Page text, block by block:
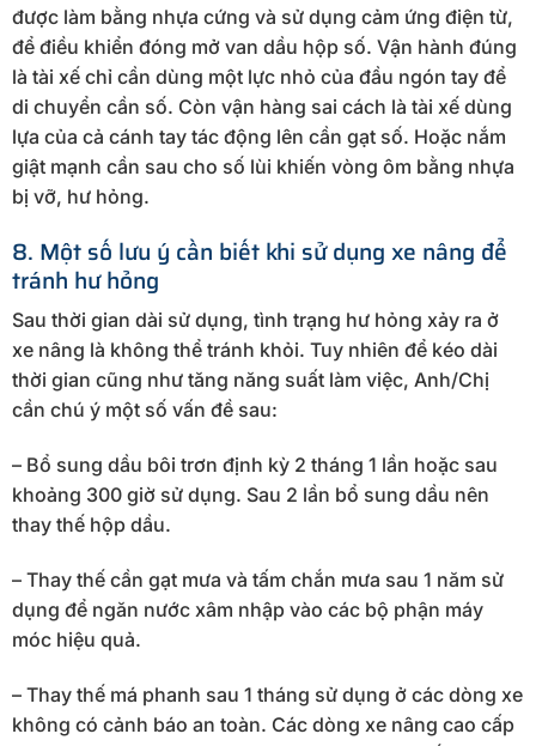
được làm bằng nhựa cứng và sử dụng cảm ứng điện từ,
để điều khiển đóng mở van dầu hộp số. Vận hành đúng
là tài xế chỉ cần dùng một lực nhỏ của đầu ngón tay để
di chuyển cần số. Còn vận hàng sai cách là tài xế dùng
lựa của cả cánh tay tác động lên cần gạt số. Hoặc nắm
giật mạnh cần sau cho số lùi khiến vòng ôm bằng nhựa
bị vỡ, hư hỏng.
8. Một số lưu ý cần biết khi sử dụng xe nâng để
tránh hư hỏng
Sau thời gian dài sử dụng, tình trạng hư hỏng xảy ra ở
xe nâng là không thể tránh khỏi. Tuy nhiên để kéo dài
thời gian cũng như tăng năng suất làm việc, Anh/Chị
cần chú ý một số vấn đề sau:
– Bổ sung dầu bôi trơn định kỳ 2 tháng 1 lần hoặc sau
khoảng 300 giờ sử dụng. Sau 2 lần bổ sung dầu nên
thay thế hộp dầu.
– Thay thế cần gạt mưa và tấm chắn mưa sau 1 năm sử
dụng để ngăn nước xâm nhập vào các bộ phận máy
móc hiệu quả.
– Thay thế má phanh sau 1 tháng sử dụng ở các dòng xe
không có cảnh báo an toàn. Các dòng xe nâng cao cấp